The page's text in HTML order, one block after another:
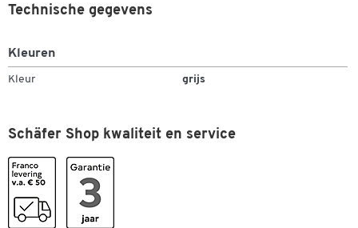
Technische gegevens
Kleuren
Kleur grijs
Schäfer Shop kwaliteit en service